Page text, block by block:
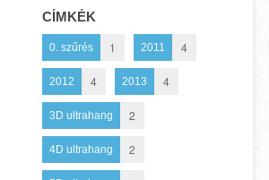
CÍMKÉK
0. szűrés 1 2011 4
2012 4 2013 4
3D ultrahang 2
4D ultrahang 2